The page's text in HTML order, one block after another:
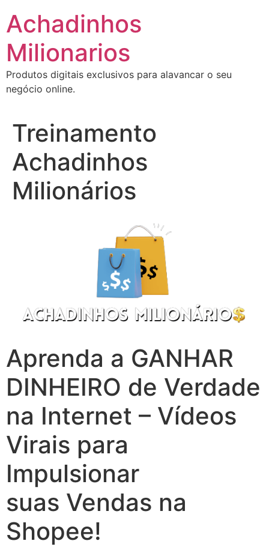
para
conteúdo
Achadinhos
Milionarios
Produtos digitais exclusivos para alavancar o seu
negócio online.
Treinamento
Achadinhos
Milionários
Aprenda a GANHAR
DINHEIRO de Verdade
na Internet – Vídeos
Virais para
Impulsionar
suas Vendas na
Shopee!